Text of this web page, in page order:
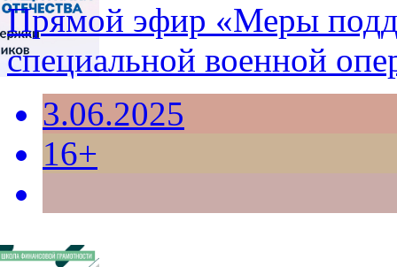
Прямой эфир «Меры
специальной военной
3.06.2025
16+